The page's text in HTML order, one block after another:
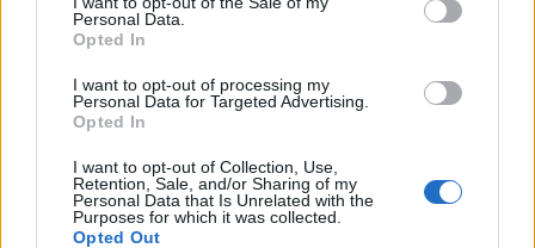
Personal Data.
Opted In
I want to opt-out of processing my
Personal Data for Targeted Advertising.
Opted In
I want to opt-out of Collection, Use,
Retention, Sale, and/or Sharing of my
Personal Data that Is Unrelated with the
Purposes for which it was collected.
Opted Out